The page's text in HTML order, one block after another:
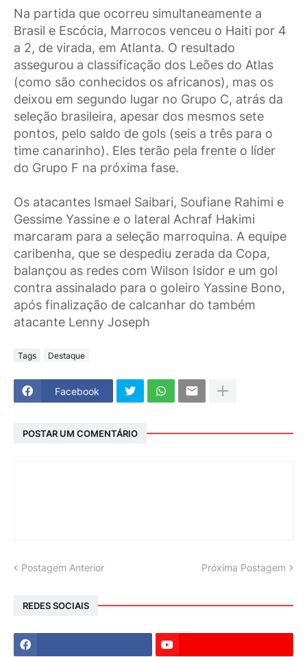
Na partida que ocorreu simultaneamente a
Brasil e Escócia, Marrocos venceu o Haiti por 4
a 2, de virada, em Atlanta. O resultado
assegurou a classificação dos Leões do Atlas
(como são conhecidos os africanos), mas os
deixou em segundo lugar no Grupo C, atrás da
seleção brasileira, apesar dos mesmos sete
pontos, pelo saldo de gols (seis a três para o
time canarinho). Eles terão pela frente o líder
do Grupo F na próxima fase.
Os atacantes Ismael Saibari, Soufiane Rahimi e
Gessime Yassine e o lateral Achraf Hakimi
marcaram para a seleção marroquina. A equipe
caribenha, que se despediu zerada da Copa,
balançou as redes com Wilson Isidor e um gol
contra assinalado para o goleiro Yassine Bono,
após finalização de calcanhar do também
atacante Lenny Joseph
Tags Destaque
Facebook
POSTAR UM COMENTÁRIO
Postagem Anterior Próxima Postagem
REDES SOCIAIS